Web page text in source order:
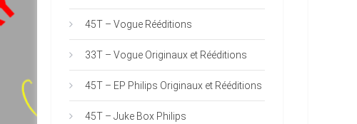
45T – Vogue Rééditions
33T – Vogue Originaux et Rééditions
45T – EP Philips Originaux et Rééditions
45T – Juke Box Philips